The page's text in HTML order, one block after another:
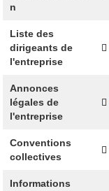
n
Liste des
dirigeants de
l'entreprise
Annonces
légales de
l'entreprise
Conventions
collectives
Informations